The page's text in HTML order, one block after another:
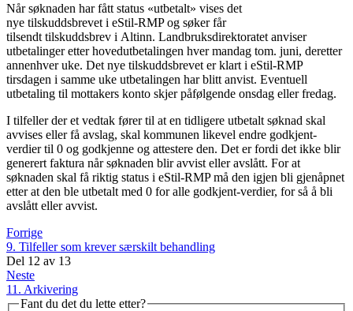
Når søknaden har fått status «utbetalt» vises det
nye tilskuddsbrevet i eStil-RMP og søker får
tilsendt tilskuddsbrev i Altinn. Landbruksdirektoratet anviser
utbetalinger etter hovedutbetalingen hver mandag tom. juni, deretter
annenhver uke. Det nye tilskuddsbrevet er klart i eStil-RMP
tirsdagen i samme uke utbetalingen har blitt anvist. Eventuell
utbetaling til mottakers konto skjer påfølgende onsdag eller fredag.
I tilfeller der et vedtak fører til at en tidligere utbetalt søknad skal
avvises eller få avslag, skal kommunen likevel endre godkjent-
verdier til 0 og godkjenne og attestere den. Det er fordi det ikke blir
generert faktura når søknaden blir avvist eller avslått. For at
søknaden skal få riktig status i eStil-RMP må den igjen bli gjenåpnet
etter at den ble utbetalt med 0 for alle godkjent-verdier, for så å bli
avslått eller avvist.
Forrige
9. Tilfeller som krever særskilt behandling
Del 12 av 13
Neste
11. Arkivering
Fant du det du lette etter?